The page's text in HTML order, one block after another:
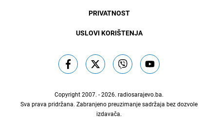
PRIVATNOST
USLOVI KORIŠTENJA
Copyright 2007. - 2026. radiosarajevo.ba.
Sva prava pridržana. Zabranjeno preuzimanje sadržaja bez dozvole
izdavača.